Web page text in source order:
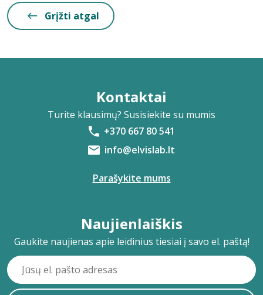
Grįžti atgal
Kontaktai
Turite klausimų? Susisiekite su mumis
+370 667 80 541
info@elvislab.lt
Parašykite mums
Naujienlaiškis
Gaukite naujienas apie leidinius tiesiai į savo el. paštą!